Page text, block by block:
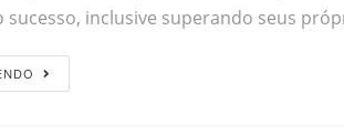
inclusive superando seus